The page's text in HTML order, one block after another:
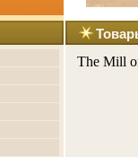
The Mill